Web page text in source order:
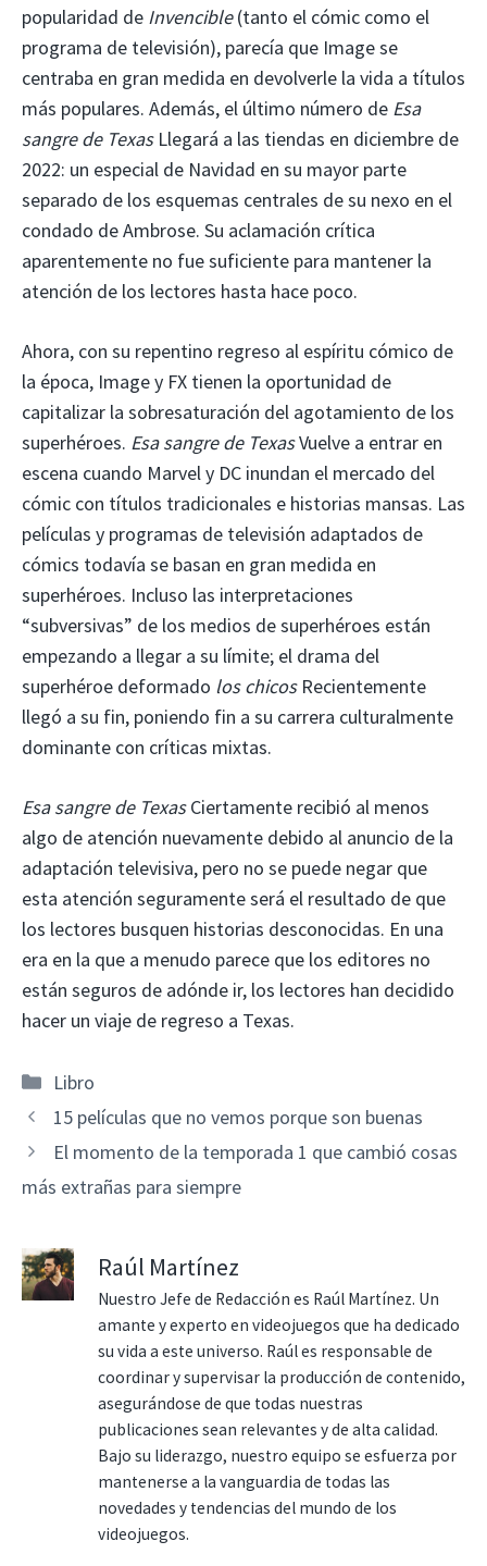
popularidad de Invencible(tanto el cómic como el
programa de televisión), parecía que Image se
centraba en gran medida en devolverle la vida a títulos
más populares. Además, el último número de Esa
sangre de TexasLlegará a las tiendas en diciembre de
2022: un especial de Navidad en su mayor parte
separado de los esquemas centrales de su nexo en el
condado de Ambrose. Su aclamación crítica
aparentemente no fue suficiente para mantener la
atención de los lectores hasta hace poco.
Ahora, con su repentino regreso al espíritu cómico de
la época, Image y FX tienen la oportunidad de
capitalizar la sobresaturación del agotamiento de los
superhéroes. Esa sangre de TexasVuelve a entrar en
escena cuando Marvel y DC inundan el mercado del
cómic con títulos tradicionales e historias mansas. Las
películas y programas de televisión adaptados de
cómics todavía se basan en gran medida en
superhéroes. Incluso las interpretaciones
“subversivas” de los medios de superhéroes están
empezando a llegar a su límite; el drama del
superhéroe deformado los chicosRecientemente
llegó a su fin, poniendo fin a su carrera culturalmente
dominante con críticas mixtas.
Esa sangre de TexasCiertamente recibió al menos
algo de atención nuevamente debido al anuncio de la
adaptación televisiva, pero no se puede negar que
esta atención seguramente será el resultado de que
los lectores busquen historias desconocidas. En una
era en la que a menudo parece que los editores no
están seguros de adónde ir, los lectores han decidido
hacer un viaje de regreso a Texas.
Categorías
Libro
15 películas que no vemos porque son buenas
El momento de la temporada 1 que cambió cosas
más extrañas para siempre
Raúl Martínez
Nuestro Jefe de Redacción es Raúl Martínez. Un
amante y experto en videojuegos que ha dedicado
su vida a este universo. Raúl es responsable de
coordinar y supervisar la producción de contenido,
asegurándose de que todas nuestras
publicaciones sean relevantes y de alta calidad.
Bajo su liderazgo, nuestro equipo se esfuerza por
mantenerse a la vanguardia de todas las
novedades y tendencias del mundo de los
videojuegos.